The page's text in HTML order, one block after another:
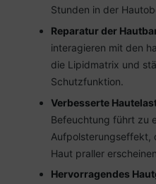
Stunden in der
Reparatur der
interagieren mit den
die Lipidmatrix und
Schutzfunktion.
Verbesserte
Befeuchtung führt zu
Aufpolsterungseffekt,
Haut praller
Hervorragendes